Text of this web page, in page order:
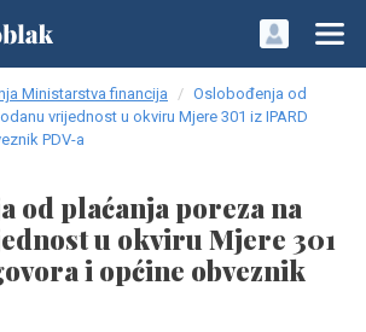
Ministarstva financija
Oslobođenja od
vrijednost u okviru Mjere 301 iz IPARD
PDV-a
od plaćanja poreza na
u okviru Mjere 301
i općine obveznik